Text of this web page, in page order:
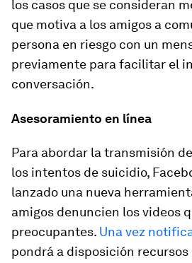
los casos que se consideran
que motiva a los amigos a
persona en riesgo con un
previamente para facilitar el
conversación.
Asesoramiento en línea
Para abordar la transmisión
los intentos de suicidio,
lanzado una nueva
amigos denuncien los videos
preocupantes. Una vez
pondrá a disposición